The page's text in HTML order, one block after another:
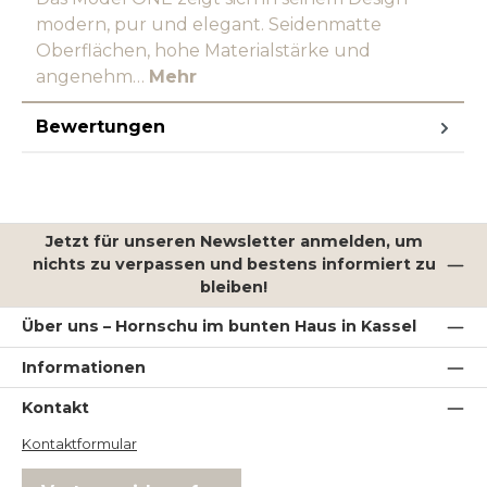
modern, pur und elegant. Seidenmatte
Oberflächen, hohe Materialstärke und
angenehm… Mehr
Bewertungen
Jetzt für unseren Newsletter anmelden, um
nichts zu verpassen und bestens informiert zu
bleiben!
Über uns – Hornschu im bunten Haus in Kassel
Informationen
Kontakt
Kontaktformular